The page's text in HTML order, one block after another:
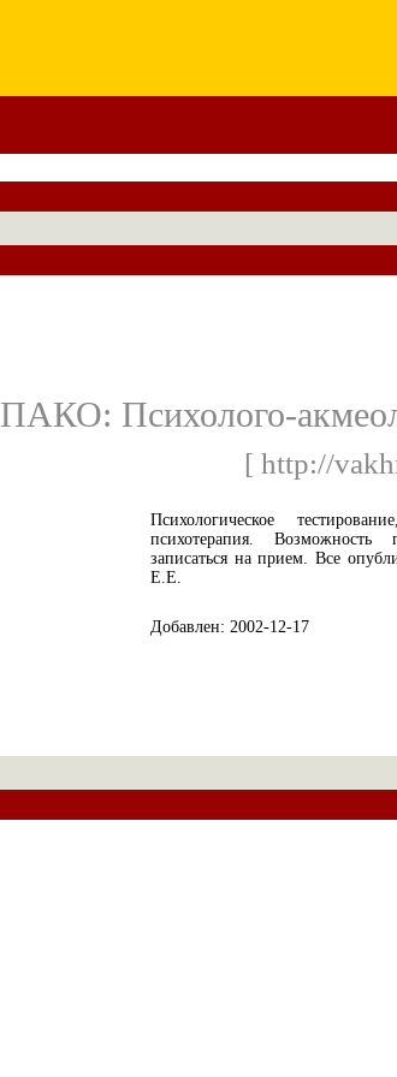
ПАКО: Психолого-
[ http://
Психологическое
психотерапия.
записаться на прием. Все
Е.Е.
Добавлен: 2002-12-17